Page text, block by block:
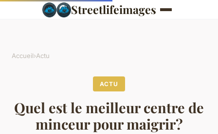
Streetlifeimages
Accueil›Actu
ACTU
Quel est le meilleur centre de
minceur pour maigrir?